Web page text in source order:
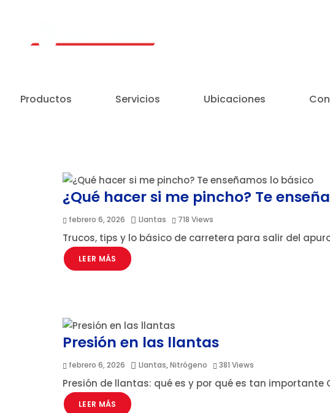
Productos Servicios Ubicaciones
¿Qué hacer si me pincho? Te
febrero 6, 2026 Llantas 718 Views
Trucos, tips y lo básico de carretera para salir del
LEER MÁS
Presión en las llantas
febrero 6, 2026 Llantas,Nitrógeno 381 Views
Presión de llantas: qué es y por qué es tan
LEER MÁS